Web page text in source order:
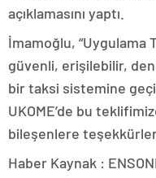
açıklamasını yaptı.
İmamoğlu, “Uygulama
güvenli, erişilebilir,
bir taksi sistemine
UKOME’de bu
bileşenlere
Haber Kaynak :